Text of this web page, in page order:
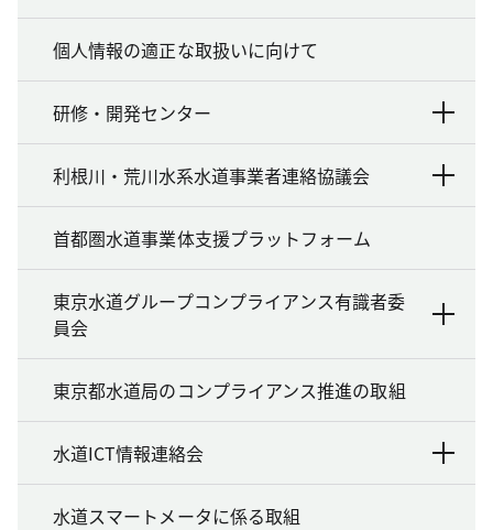
個人情報の適正な取扱いに向けて
研修・開発センター
利根川・荒川水系水道事業者連絡協議会
首都圏水道事業体支援プラットフォーム
東京水道グループコンプライアンス有識者委
員会
東京都水道局のコンプライアンス推進の取組
水道ICT情報連絡会
水道スマートメータに係る取組